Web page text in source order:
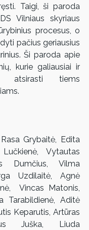
Taigi, ši paroda
Vilniaus skyriaus
procesus, o
pačius geriausius
Ši paroda apie
kurie galiausiai ir
atsirasti tiems
Grybaitė, Edita
Vytautas
Dumčius, Vilma
Uzdilaitė, Agnė
Vincas Matonis,
Tarabildienė, Aditė
Keparutis, Artūras
Juška, Liuda